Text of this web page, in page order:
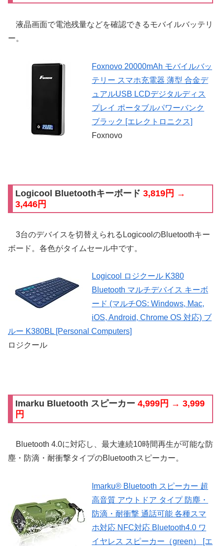
液晶画面で電池残量などを確認できるモバイルバッテリ
ー。
Foxnovo 20000mAh モバイルバッ
テリー スマホ充電器 薄型 合金デ
ュアルUSB LCDデジタルディス
プレイ ポータブルパワーバンク
ブラック [エレクトロニクス]
Foxnovo
Logicool Bluetoothキーボード 3,819円 →
3,446円
3台のデバイスを切替えられるLogicoolのBluetoothキー
ボード。各色がタイムセール中です。
Logicool ロジクール K380
Bluetooth マルチデバイス キーボ
ード (マルチOS: Windows, Mac,
iOS, Android, Chrome OS 対応) ブ
ルー K380BL [Personal Computers]
ロジクール
Imarku Bluetooth スピーカー 4,999円 → 3,999
円
Bluetooth 4.0に対応し、最大連続10時間再生が可能な防
塵・防滴・耐衝撃タイプのBluetoothスピーカー。
Imarku® Bluetooth スピーカー 超
高音質 アウトドア タイプ 防塵・
防滴・耐衝撃 通話可能 各種スマ
ホ対応 NFC対応 Bluetooth4.0 ワ
イヤレス スピーカー（green） [エ